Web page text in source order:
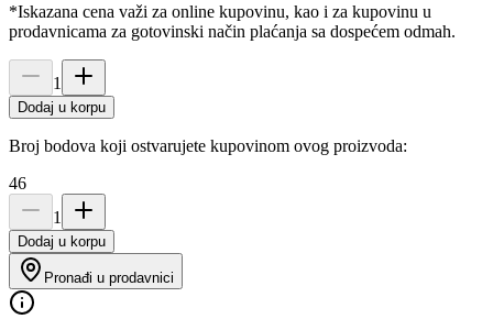
*Iskazana cena važi za online kupovinu, kao i za kupovinu u
prodavnicama za gotovinski način plaćanja sa dospećem odmah.
1
Dodaj u korpu
Broj bodova koji ostvarujete kupovinom ovog proizvoda:
46
1
Dodaj u korpu
Pronađi u prodavnici